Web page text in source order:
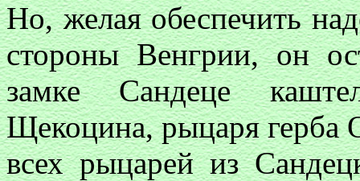
Но, желая обеспечить
стороны Венгрии, он
замке Сандеце
Щекоцина, рыцаря герба
всех рыцарей из